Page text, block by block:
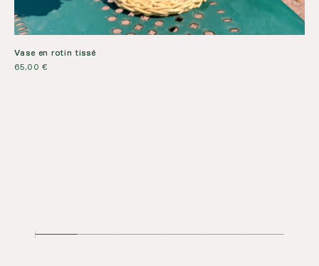
Vase en rotin tissé
65,00€